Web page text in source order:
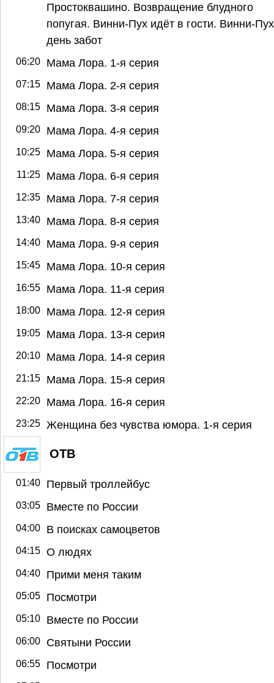
Простоквашино. Возвращение блудного
попугая. Винни-Пух идёт в гости. Винни-
день забот
06:20 Мама Лора. 1-я серия
07:15 Мама Лора. 2-я серия
08:15 Мама Лора. 3-я серия
09:20 Мама Лора. 4-я серия
10:25 Мама Лора. 5-я серия
11:25 Мама Лора. 6-я серия
12:35 Мама Лора. 7-я серия
13:40 Мама Лора. 8-я серия
14:40 Мама Лора. 9-я серия
15:45 Мама Лора. 10-я серия
16:55 Мама Лора. 11-я серия
18:00 Мама Лора. 12-я серия
19:05 Мама Лора. 13-я серия
20:10 Мама Лора. 14-я серия
21:15 Мама Лора. 15-я серия
22:20 Мама Лора. 16-я серия
23:25 Женщина без чувства юмора. 1-я серия
ОТВ
01:40 Первый троллейбус
03:05 Вместе по России
04:00 В поисках самоцветов
04:15 О людях
04:40 Прими меня таким
05:05 Посмотри
05:10 Вместе по России
06:00 Святыни России
06:55 Посмотри